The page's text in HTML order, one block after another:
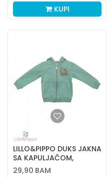
KUPI
LILLO&PIPPO DUKS JAKNA
SA KAPULJAČOM,
DEČACI
29,90 BAM